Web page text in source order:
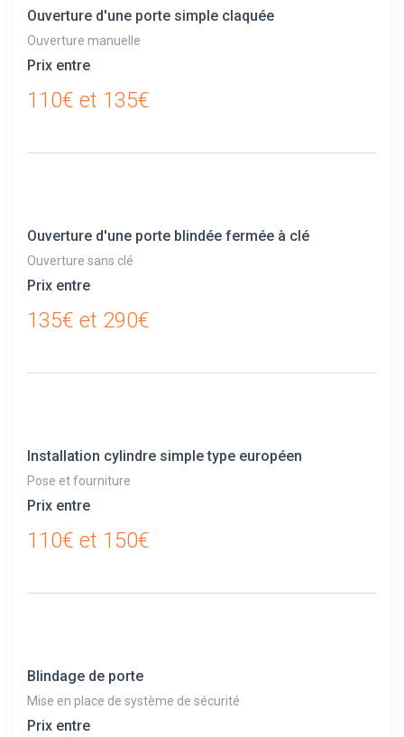
Ouverture d'une porte simple claquée
Ouverture manuelle
Prix entre
110€ et 135€
Ouverture d'une porte blindée fermée à clé
Ouverture sans clé
Prix entre
135€ et 290€
Installation cylindre simple type européen
Pose et fourniture
Prix entre
110€ et 150€
Blindage de porte
Mise en place de système de sécurité
Prix entre